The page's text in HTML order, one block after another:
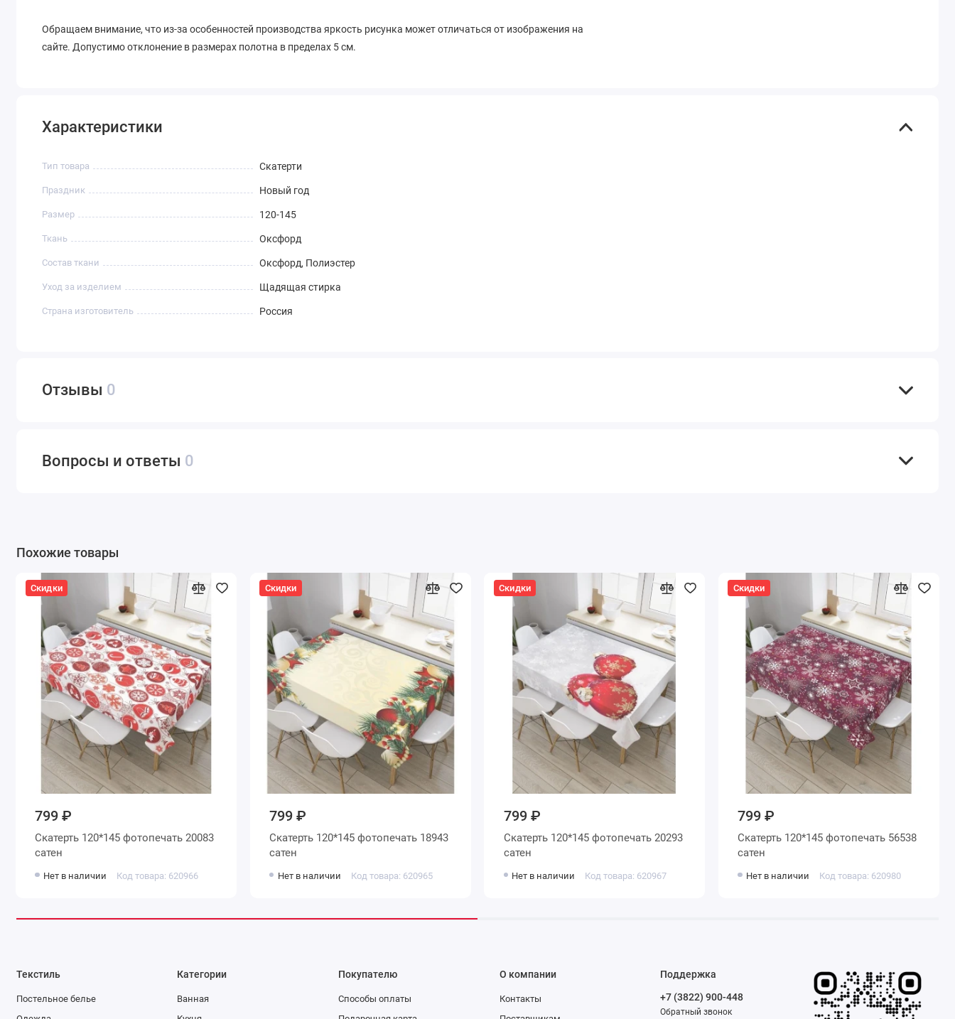
Обращаем внимание, что из-за особенностей производства яркость рисунка может отличаться от изображения на
сайте. Допустимо отклонение в размерах полотна в пределах 5 см.
Характеристики
Тип товара Скатерти
Праздник Новый год
Размер 120-145
Ткань Оксфорд
Состав ткани Оксфорд, Полиэстер
Уход за изделием Щадящая стирка
Страна изготовитель Россия
Отзывы 0
Вопросы и ответы 0
Похожие товары
Скидки
799 ₽
Скатерть 120*145 фотопечать 20083
сатен
Нет в наличии Код товара: 620966
Скидки
799 ₽
Скатерть 120*145 фотопечать 18943
сатен
Нет в наличии Код товара: 620965
Скидки
799 ₽
Скатерть 120*145 фотопечать 20293
сатен
Нет в наличии Код товара: 620967
Скидки
799 ₽
Скатерть 120*145 фотопечать 56538
сатен
Нет в наличии Код товара: 620980
Текстиль
Постельное белье
Категории
Ванная
Покупателю
Способы оплаты
О компании
Контакты
Поддержка
+7 (3822) 900-448
Обратный звонок